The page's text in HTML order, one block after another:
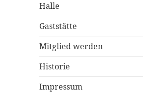
Halle
Gaststätte
Mitglied werden
Historie
Impressum